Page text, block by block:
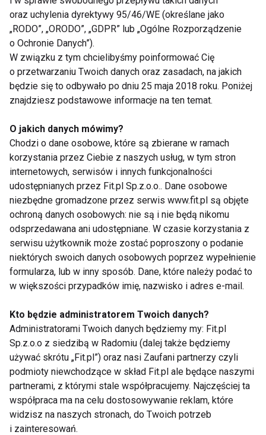
Trzy ulubione asany Adama to: stanie na głowie z
podparciem - Salamba Sirsasana, pozycja Półksiężyc
z dłońmi złożonymi, jak do modlitwy oraz
Koundinyasana.
siebie zaufania. Asany odblokowały krążenie energii
w jego organizmie i rozluźniając układ mięśniowy,
przyczyniły się do wyciszenia i uspokojenia umysłu.
www.fit.pl
oraz uchylenia dyrektywy 95/46/WE (określane jako
„RODO”, „ORODO”, „GDPR” lub „Ogólne Rozporządzenie
o Ochronie Danych”).
W związku z tym chcielibyśmy poinformować Cię
o przetwarzaniu Twoich danych oraz zasadach, na jakich
będzie się to odbywało po dniu 25 maja 2018 roku. Poniżej
znajdziesz podstawowe informacje na ten temat.
O jakich danych mówimy?
Chodzi o dane osobowe, które są zbierane w ramach
korzystania przez Ciebie z naszych usług, w tym stron
internetowych, serwisów i innych funkcjonalności
udostępnianych przez Fit.pl Sp.z.o.o.. Dane osobowe
niezbędne gromadzone przez serwis www.fit.pl są objęte
ochroną danych osobowych: nie są i nie będą nikomu
odsprzedawana ani udostępniane. W czasie korzystania z
serwisu użytkownik może zostać poproszony o podanie
niektórych swoich danych osobowych poprzez wypełnienie
formularza, lub w inny sposób. Dane, które należy podać to
w większości przypadków imię, nazwisko i adres e-mail.
Kto będzie administratorem Twoich danych?
Administratorami Twoich danych będziemy my: Fit.pl
Sp.z.o.o z siedzibą w Radomiu (dalej także będziemy
używać skrótu „Fit.pl”) oraz nasi Zaufani partnerzy czyli
podmioty niewchodzące w skład Fit.pl ale będące naszymi
partnerami, z którymi stale współpracujemy. Najczęściej ta
współpraca ma na celu dostosowywanie reklam, które
widzisz na naszych stronach, do Twoich potrzeb
i zainteresowań.